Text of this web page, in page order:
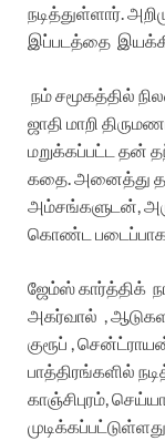
நடித்துள்ளார்.
இப்படத்தை
நம் சமூகத்தில்
ஜாதி மாறி
மறுக்கப்பட்ட தன்
கதை. அனைத்து
அம்சங்களுடன்,
கொண்ட படைப்பாக
ஜேம்ஸ் கார்த்திக்
அகர்வால் ,
குரூப் ,
பாத்திரங்களில்
காஞ்சிபுரம்,
முடிக்கப்பட்டுள்ளது.